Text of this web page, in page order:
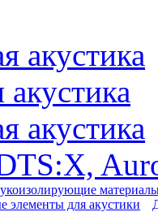
акустика
акустика
элементы для акустики